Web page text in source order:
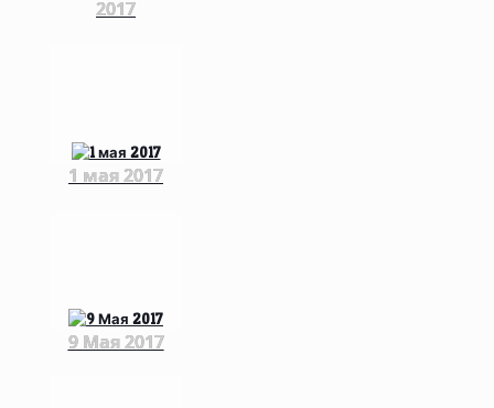
2017
1 мая 2017
9 Мая 2017